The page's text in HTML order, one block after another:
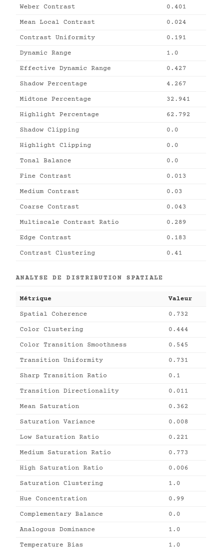
Weber Contrast 0.401
Mean Local Contrast 0.024
Contrast Uniformity 0.191
Dynamic Range 1.0
Effective Dynamic Range 0.427
Shadow Percentage 4.267
Midtone Percentage 32.941
Highlight Percentage 62.792
Shadow Clipping 0.0
Highlight Clipping 0.0
Tonal Balance 0.0
Fine Contrast 0.013
Medium Contrast 0.03
Coarse Contrast 0.043
Multiscale Contrast Ratio 0.289
Edge Contrast 0.183
Contrast Clustering 0.41
ANALYSE DE DISTRIBUTION SPATIALE
Métrique Valeur
Spatial Coherence 0.732
Color Clustering 0.444
Color Transition Smoothness 0.545
Transition Uniformity 0.731
Sharp Transition Ratio 0.1
Transition Directionality 0.011
Mean Saturation 0.362
Saturation Variance 0.008
Low Saturation Ratio 0.221
Medium Saturation Ratio 0.773
High Saturation Ratio 0.006
Saturation Clustering 1.0
Hue Concentration 0.99
Complementary Balance 0.0
Analogous Dominance 1.0
Temperature Bias 1.0